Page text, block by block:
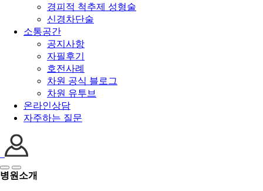
경피적 척추제 성형술
신경차단술
소통공간
공지사항
자필후기
호전사례
차원 공식 블로그
차원 유투브
온라인상담
자주하는 질문
병원소개